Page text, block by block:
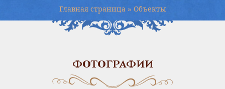
Главная страница» Объекты
ФОТОГРАФИИ